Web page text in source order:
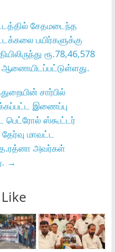
சேதமடைந்த
பயிர்களுக்கு
ரூ.78,46,578
ஆணையிடப்பட்டுள்ளது.
சார்பில்
இணைப்பு
பெட்ரோல் ஸ்கூட்டர்
மாவட்ட
அவர்கள்
→